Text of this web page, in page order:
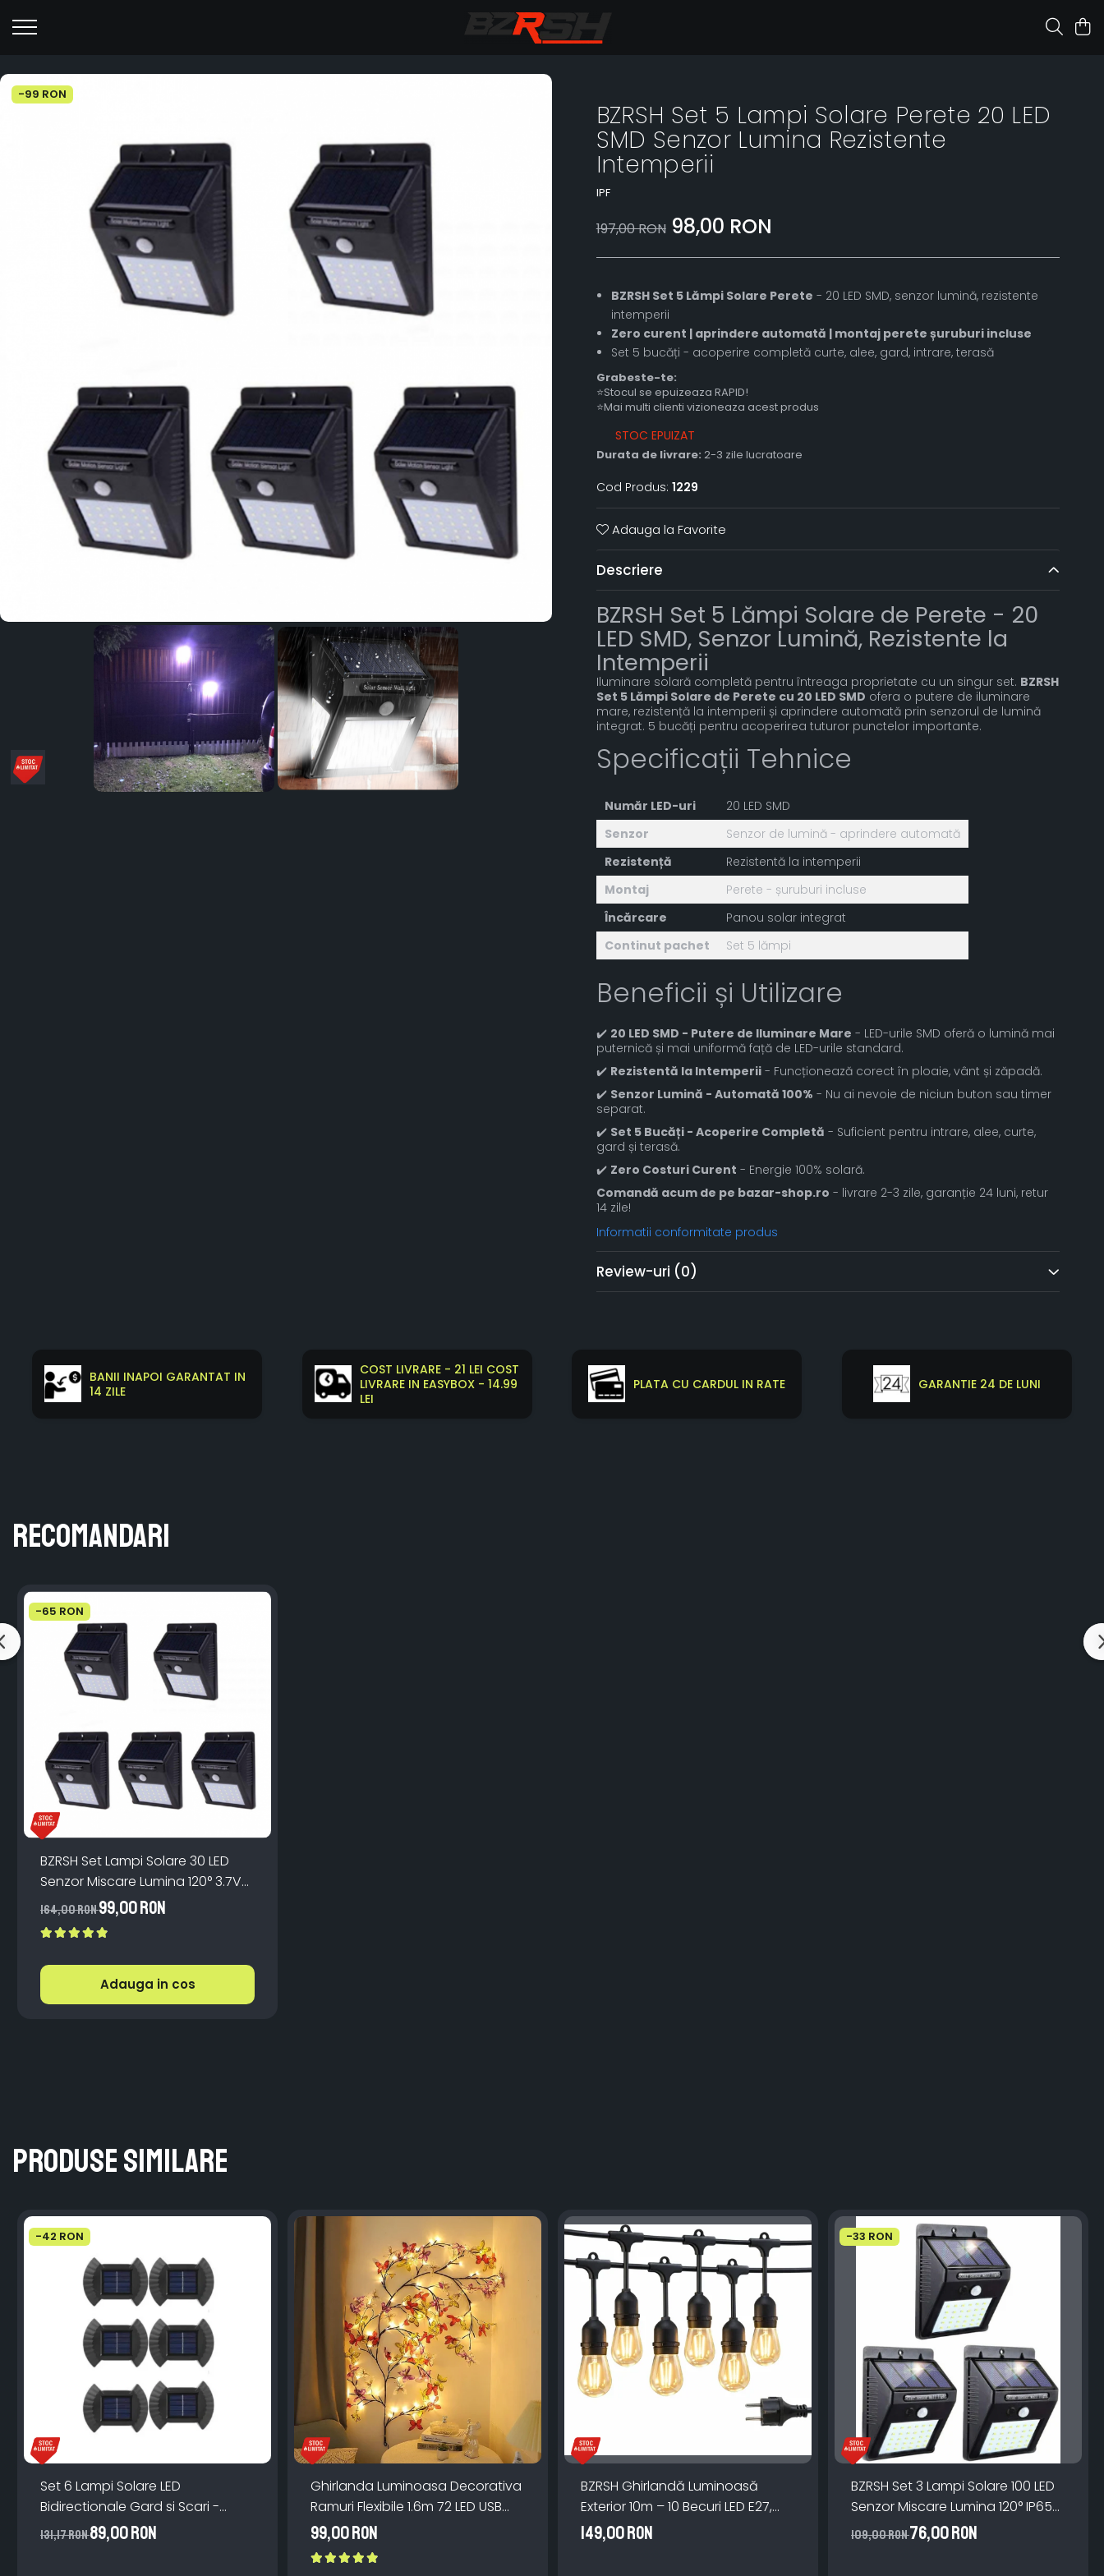
-99 RON
BZRSH Set 5 Lampi Solare Perete 20 LED
SMD Senzor Lumina Rezistente
Intemperii
IPF
197,00 RON 98,00 RON
BZRSH Set 5 Lămpi Solare Perete - 20 LED SMD, senzor lumină, rezistente
intemperii
Zero curent | aprindere automată | montaj perete șuruburi incluse
Set 5 bucăți - acoperire completă curte, alee, gard, intrare, terasă
Grabeste-te:
⭐Stocul se epuizeaza RAPID!
⭐Mai multi clienti vizioneaza acest produs
STOC EPUIZAT
Durata de livrare: 2-3 zile lucratoare
Cod Produs: 1229
Adauga la Favorite
Descriere
BZRSH Set 5 Lămpi Solare de Perete - 20
LED SMD, Senzor Lumină, Rezistente la
Intemperii
Iluminare solară completă pentru întreaga proprietate cu un singur set. BZRSH
Set 5 Lămpi Solare de Perete cu 20 LED SMD ofera o putere de iluminare
mare, rezistență la intemperii și aprindere automată prin senzorul de lumină
integrat. 5 bucăți pentru acoperirea tuturor punctelor importante.
Specificații Tehnice
Număr LED-uri
20 LED SMD
Senzor
Senzor de lumină - aprindere automată
Rezistență
Rezistentă la intemperii
Montaj
Perete - șuruburi incluse
Încărcare
Panou solar integrat
Continut pachet
Set 5 lămpi
Beneficii și Utilizare
✔️ 20 LED SMD - Putere de Iluminare Mare - LED-urile SMD oferă o lumină mai
puternică și mai uniformă față de LED-urile standard.
✔️ Rezistentă la Intemperii- Funcționează corect în ploaie, vânt și zăpadă.
✔️ Senzor Lumină - Automată 100% - Nu ai nevoie de niciun buton sau timer
separat.
✔️ Set 5 Bucăți - Acoperire Completă - Suficient pentru intrare, alee, curte,
gard și terasă.
✔️ Zero Costuri Curent - Energie 100% solară.
Comandă acum de pe bazar-shop.ro - livrare 2-3 zile, garanție 24 luni, retur
14 zile!
Informatii conformitate produs
Review-uri (0)
BANII INAPOI GARANTAT IN
14 ZILE
COST LIVRARE - 21 LEI COST
LIVRARE IN EASYBOX - 14.99
LEI
PLATA CU CARDUL IN RATE GARANTIE 24 DE LUNI
Recomandari
-65 RON
BZRSH Set Lampi Solare 30 LED
Senzor Miscare Lumina 120° 3.7V
ABS IP65 Exterior
164,00 RON99,00 RON
Adauga in cos
Produse similare
-42 RON
Set 6 Lampi Solare LED
Bidirectionale Gard si Scari -
200mAh, IP65, Alb Cald, Senzor
131,17 RON89,00 RON
Ghirlanda Luminoasa Decorativa
Ramuri Flexibile 1.6m 72 LED USB
Telecomanda
99,00 RON
BZRSH Ghirlandă Luminoasă
Exterior 10m – 10 Becuri LED E27,
IP66, incarcare la priza, Lumină
Caldă pentru Grădină
149,00 RON
-33 RON
BZRSH Set 3 Lampi Solare 100 LED
Senzor Miscare Lumina 120° IP65
ABS Monocristalin
109,00 RON76,00 RON